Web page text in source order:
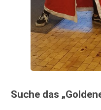
Suche das